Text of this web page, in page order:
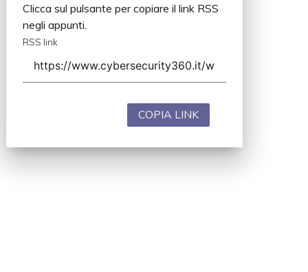
Clicca sul pulsante per copiare il link RSS
negli appunti.
RSS link
COPIA LINK